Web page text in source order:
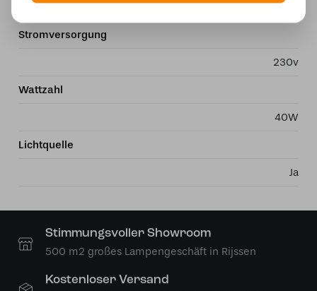
Glas
Stromversorgung
230v
Wattzahl
40W
Lichtquelle
Ja
Stimmungsvoller Showroom
500 m2 großes Lampengeschäft in Rijssen
Kostenloser Versand